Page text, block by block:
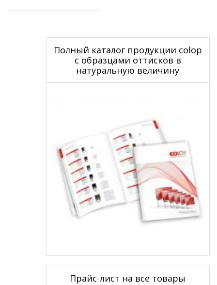
Полный каталог продукции colop
с образцами оттисков в
натуральную величину
Прайс-лист на все товары